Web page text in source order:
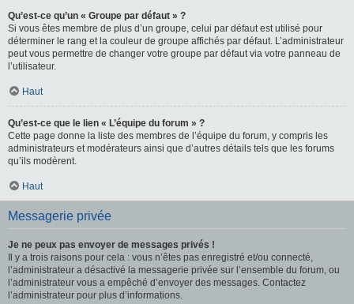
Qu’est-ce qu’un « Groupe par défaut » ?
Si vous êtes membre de plus d’un groupe, celui par défaut est utilisé pour
déterminer le rang et la couleur de groupe affichés par défaut. L’administrateur
peut vous permettre de changer votre groupe par défaut via votre panneau de
l’utilisateur.
Haut
Qu’est-ce que le lien « L’équipe du forum » ?
Cette page donne la liste des membres de l’équipe du forum, y compris les
administrateurs et modérateurs ainsi que d’autres détails tels que les forums
qu’ils modèrent.
Haut
Messagerie privée
Je ne peux pas envoyer de messages privés !
Il y a trois raisons pour cela : vous n’êtes pas enregistré et/ou connecté,
l’administrateur a désactivé la messagerie privée sur l’ensemble du forum, ou
l’administrateur vous a empêché d’envoyer des messages. Contactez
l’administrateur pour plus d’informations.